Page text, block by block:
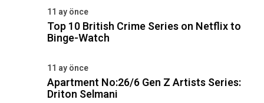
11 ay önce
Top 10 British Crime Series on Netflix to
Binge-Watch
11 ay önce
Apartment No:26/6 Gen Z Artists Series:
Driton Selmani